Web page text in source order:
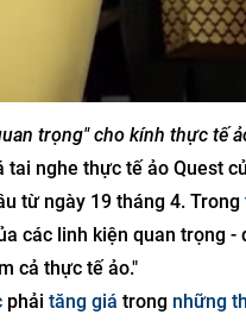
trọng" cho kính thực tế
tai nghe thực tế ảo Quest
từ ngày 19 tháng 4. Trong
các linh kiện quan trọng
cả thực tế ảo."
phải tăng giá trong những